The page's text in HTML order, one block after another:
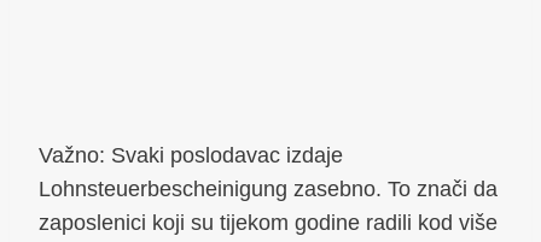
Važno: Svaki poslodavac izdaje
Lohnsteuerbescheinigung zasebno. To znači da
zaposlenici koji su tijekom godine radili kod više